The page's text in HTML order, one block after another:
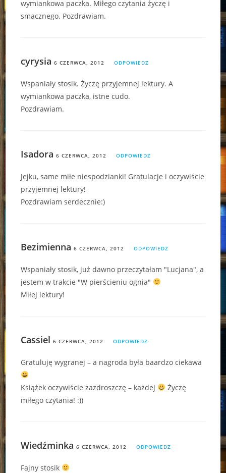
wymiankowa paczka. Miłego czytania życzę i
smacznego. Pozdrawiam.
cyrysia 6 CZERWCA, 2012 ODPOWIEDZ
Wspaniały stosik. Życzę przyjemnej lektury. A
wymiankowa paczka, istne cudo.
Pozdrawiam.
Isadora 6 CZERWCA, 2012 ODPOWIEDZ
Jejku, same miłe niespodzianki! Gratulacje i oczywiście
przyjemnej lektury!
Pozdrawiam serdecznie:)
Bezimienna 6 CZERWCA, 2012 ODPOWIEDZ
Wspaniały stosik, już dawno przeczytałam "Lucjana", a
jestem w trakcie "W pierścieniu ognia"
Miłej lektury!
Cassiel 6 CZERWCA, 2012 ODPOWIEDZ
Gratuluję wygranej – a nagroda była baardzo ciekawa
Książek oczywiście zazdroszczę – każdej
Życzę
miłego czytania! :))
Wiedźminka 6 CZERWCA, 2012 ODPOWIEDZ
Fajny stosik